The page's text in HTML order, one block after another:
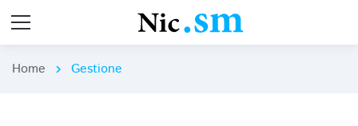
Home chevron_right Gestione